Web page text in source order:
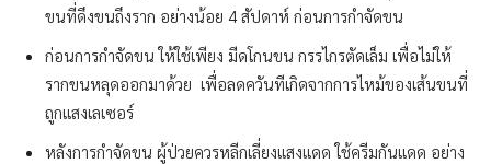
ขนที่ดึงขนถึงราก อย่างน้อย 4 สัปดาห์ ก่อนการกำจัดขน
ก่อนการกำจัดขน ให้ใช้เพียง มีดโกนขน กรรไกรตัดเล็ม เพื่อไม่ให้
รากขนหลุดออกมาด้วย เพื่อลดควันทีเกิดจากการไหม้ของเส้นขนที่
ถูกแสงเลเซอร์
หลังการกำจัดขน ผู้ป่วยควรหลีกเลี่ยงแสงแดด ใช้ครีมกันแดด อย่าง